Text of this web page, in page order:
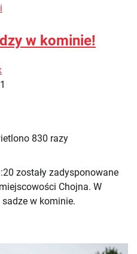
w kominie!
830 razy
zostały zadysponowane
Chojna. W
w kominie.